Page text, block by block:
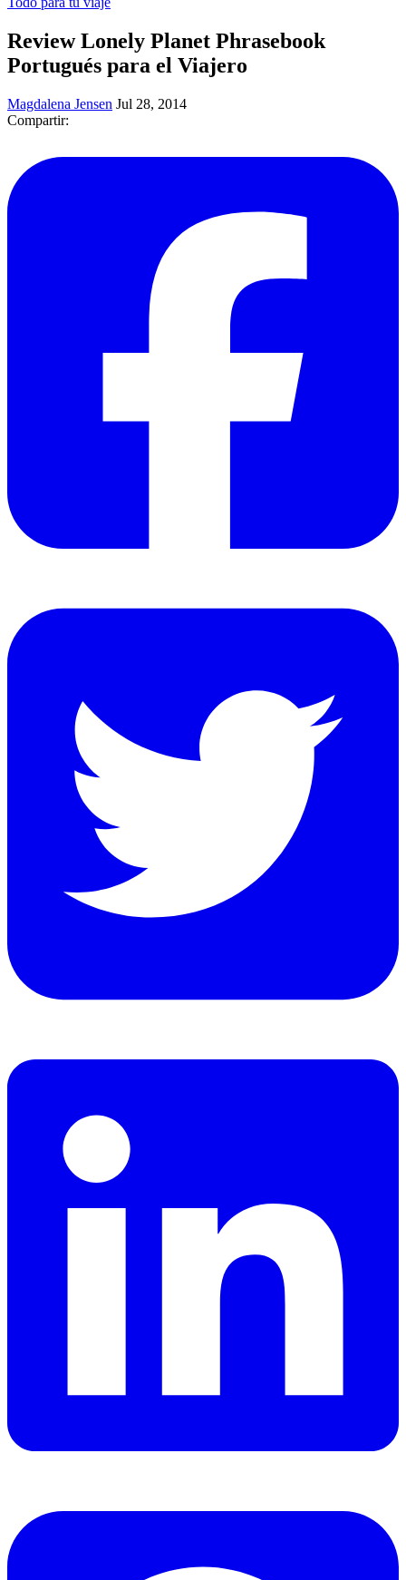
​Review Lonely Planet Phrasebook
Portugués para el Viajero
Magdalena Jensen Jul 28, 2014
Compartir: